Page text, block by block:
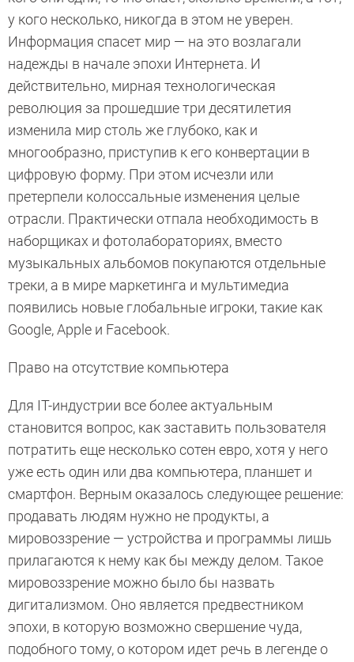
у кого несколько, никогда в этом не уверен.
Информация спасет мир — на это возлагали
надежды в начале эпохи Интернета. И
действительно, мирная технологическая
революция за прошедшие три десятилетия
изменила мир столь же глубоко, как и
многообразно, приступив к его конвертации в
цифровую форму. При этом исчезли или
претерпели колоссальные изменения целые
отрасли. Практически отпала необходимость в
наборщиках и фотолабораториях, вместо
музыкальных альбомов покупаются отдельные
треки, а в мире маркетинга и мультимедиа
появились новые глобальные игроки, такие как
Google, Apple и Facebook.
Право на отсутствие компьютера
Для IT-индустрии все более актуальным
становится вопрос, как заставить пользователя
потратить еще несколько сотен евро, хотя у него
уже есть один или два компьютера, планшет и
смартфон. Верным оказалось следующее решение:
продавать людям нужно не продукты, а
мировоззрение — устройства и программы лишь
прилагаются к нему как бы между делом. Такое
мировоззрение можно было бы назвать
дигитализмом. Оно является предвестником
эпохи, в которую возможно свершение чуда,
подобного тому, о котором идет речь в легенде о